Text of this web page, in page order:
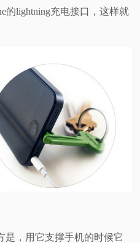
的lightning充电接口，这样就
是，用它支撑手机的时候它